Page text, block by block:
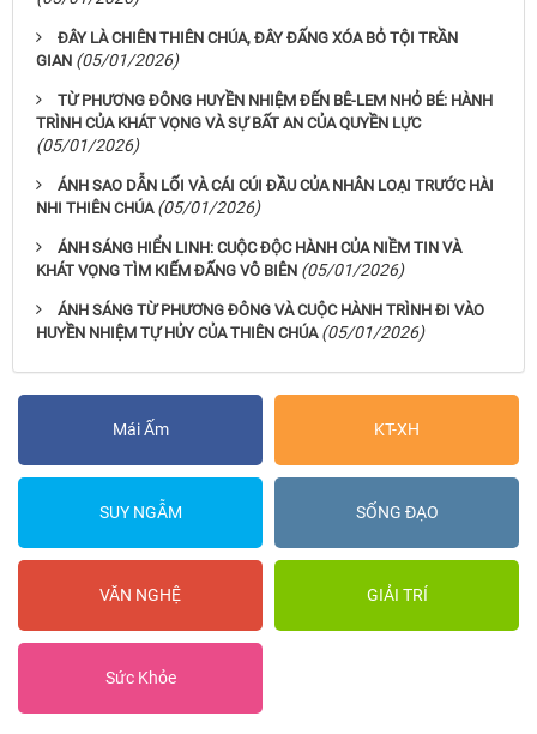
ĐÂY LÀ CHIÊN THIÊN CHÚA, ĐÂY ĐẤNG XÓA BỎ TỘI TRẦN
GIAN (05/01/2026)
TỪ PHƯƠNG ĐÔNG HUYỀN NHIỆM ĐẾN BÊ-LEM NHỎ BÉ: HÀNH
TRÌNH CỦA KHÁT VỌNG VÀ SỰ BẤT AN CỦA QUYỀN LỰC
(05/01/2026)
ÁNH SAO DẪN LỐI VÀ CÁI CÚI ĐẦU CỦA NHÂN LOẠI TRƯỚC HÀI
NHI THIÊN CHÚA (05/01/2026)
ÁNH SÁNG HIỂN LINH: CUỘC ĐỘC HÀNH CỦA NIỀM TIN VÀ
KHÁT VỌNG TÌM KIẾM ĐẤNG VÔ BIÊN (05/01/2026)
ÁNH SÁNG TỪ PHƯƠNG ĐÔNG VÀ CUỘC HÀNH TRÌNH ĐI VÀO
HUYỀN NHIỆM TỰ HỦY CỦA THIÊN CHÚA (05/01/2026)
Mái Ấm KT-XH
SUY NGẪM SỐNG ĐẠO
VĂN NGHỆ GIẢI TRÍ
Sức Khỏe